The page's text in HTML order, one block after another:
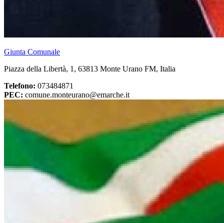
Giunta Comunale
Piazza della Libertà, 1, 63813 Monte Urano FM, Italia
Telefono: 073484871
PEC: comune.monteurano@emarche.it